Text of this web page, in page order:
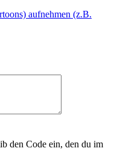
aufnehmen (z.B.
den Code ein, den du im